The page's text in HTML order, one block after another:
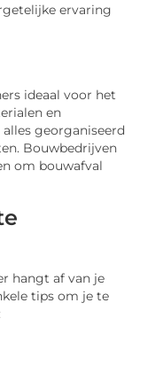
ervaring
ideaal voor het
en
georganiseerd
Bouwbedrijven
om bouwafval
hangt af van je
tips om je te